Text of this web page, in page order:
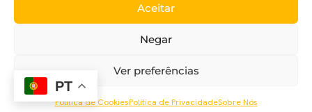
Aceitar
Negar
Ver preferências
Política de CookiesPolítica de PrivacidadeSobre Nós
Jason Reitman, filho do realizador Ivan Reitman e
responsável pelos dois filmes da série “Caça-Fantasmas”, vai
realizador de “Juno” será ao mesmo tempo co-argumentista
do filme, com Gil Kenan, cujo lançamento se prevê para o
verão de 2020 e de que Ivan Reitman será o produtor. […]
PT